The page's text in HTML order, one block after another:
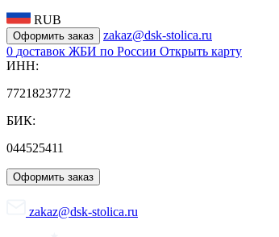
RUB
Оформить заказ
zakaz@dsk-stolica.ru
0 доставок ЖБИ по России Открыть карту
ИНН:
7721823772
БИК:
044525411
Оформить заказ
zakaz@dsk-stolica.ru